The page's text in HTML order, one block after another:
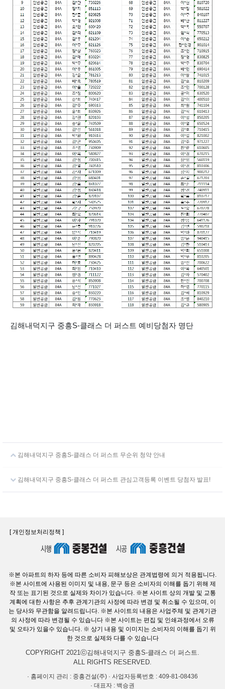
김해내덕지구 중흥S-클래스 더 퍼스트 예비당첨자 명단
김해내덕지구 중흥S-클래스 더 퍼스트 무순위 청약 안내
김해내덕지구 중흥S-클래스 더 퍼스트 관심고객등록 이벤트 당첨자 발표!
[ 개인정보처리정책 ]
※본 아파트의 하자 등에 따른 소비자 피해보상은 관계법령에 의거 적용됩니다.
※본 사이트에 사용된 이미지 및 내용, 문구 등은 소비자의 이해를 돕기 위해 제
작 또는 표기된 것으로 실제와 차이가 있습니다. ※본 사이트 상의 개발 및 교통
계획에 대한 사항은 추후 관계기관의 사정에 따라 변경 및 취소될 수 있으며, 이
는 당사와 무관함을 알려드립니다. ※본 사이트의 내용은 사업주체 및 관계기관
의 사정에 따라 변경될 수 있습니다 ※본 사이트는 편집 및 인쇄과정에서 오류
및 오타가 있을수 있습니다. ※ 상기 내용 및 이미지는 소비자의 이해를 돕기 위
한 것으로 실제와 다를 수 있습니다
COPYRIGHT 2021ⓒ김해내덕지구 중흥S-클래스 더 퍼스트.
ALL RIGHTS RESERVED.
· 홈페이지 관리 : 중흥건설(주) · 사업자등록번호 : 409-81-08436
· 대표자 : 백승권